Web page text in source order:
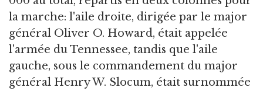
la marche: l'aile droite, dirigée par le major
général Oliver O. Howard, était appelée
l'armée du Tennessee, tandis que l'aile
gauche, sous le commandement du major
général Henry W. Slocum, était surnommée